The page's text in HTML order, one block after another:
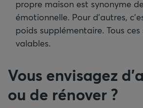
propre maison est synonyme
émotionnelle. Pour d’autres,
poids supplémentaire. Tous
valables.
Vous envisagez
ou de rénover?